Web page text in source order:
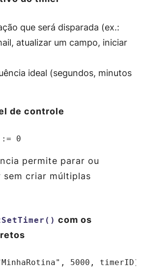
que será disparada (ex.:
atualizar um campo, iniciar
ideal (segundos, minutos
de controle
0
permite parar ou
criar múltiplas
com os
5000,